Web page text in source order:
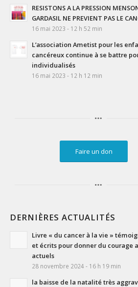
RESISTONS A LA PRESSION
GARDASIL NE PREVIENT PAS LE
16 mai 2023 - 12 h 52 min
L’association Ametist pour les
cancéreux continue à se battre
individualisés
16 mai 2023 - 12 h 12 min
Faire un don
DERNIÈRES ACTUALITÉS
Livre « du cancer à la vie »
et écrits pour donner du courage
actuels
28 novembre 2024 - 16 h 19 min
la baisse de la natalité très